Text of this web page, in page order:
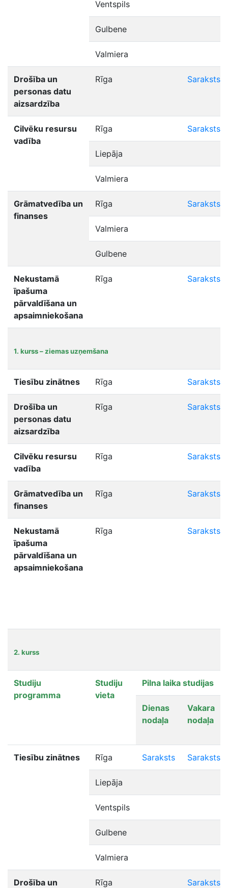
Ventspils
Gulbene
Valmiera
Drošība un
personas datu
aizsardzība
Rīga Saraksts
Cilvēku resursu
vadība
Rīga Saraksts
Liepāja
Valmiera
Grāmatvedība un
finanses
Rīga Saraksts
Valmiera
Gulbene
Nekustamā
īpašuma
pārvaldīšana un
apsaimniekošana
Rīga Saraksts
1. kurss – ziemas uzņemšana
Tiesību zinātnes Rīga Saraksts
Drošība un
personas datu
aizsardzība
Rīga Saraksts
Cilvēku resursu
vadība
Rīga Saraksts
Grāmatvedība un
finanses
Rīga Saraksts
Nekustamā
īpašuma
pārvaldīšana un
apsaimniekošana
Rīga Saraksts
2. kurss
Studiju
programma
Studiju
vieta
Pilna laika studijas
Dienas
nodaļa
Vakara
nodaļa
Tiesību zinātnes Rīga Saraksts Saraksts
Liepāja
Ventspils
Gulbene
Valmiera
Drošība un
Rīga Saraksts